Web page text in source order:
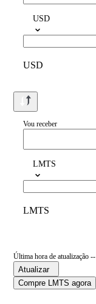
USD
USD
Vou receber
LMTS
LMTS
Última hora de atualização --
Atualizar
Compre LMTS agora